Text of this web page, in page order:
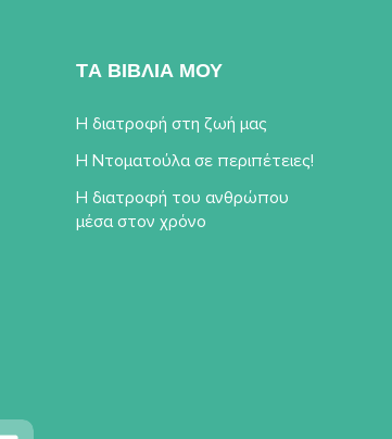
TΑ ΒΙΒΛΙΑ ΜΟΥ
Η διατροφή στη ζωή μας
Η Ντοματούλα σε περιπέτειες!
Η διατροφή του ανθρώπου
μέσα στον χρόνο